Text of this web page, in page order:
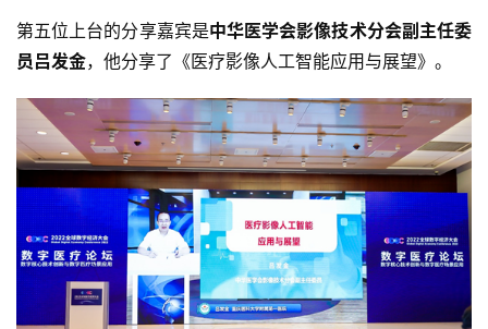
第五位上台的分享嘉宾是中华医学会影像技术分会副主任委
员吕发金，他分享了《医疗影像人工智能应用与展望》。